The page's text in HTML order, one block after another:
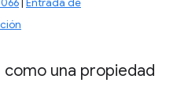
| Entrada de
una propiedad